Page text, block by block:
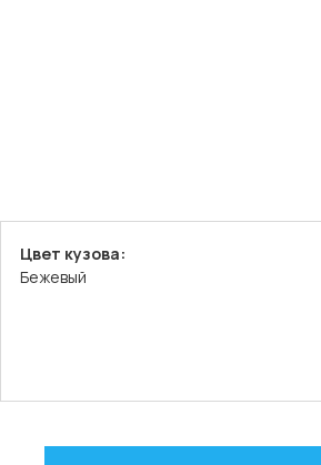
Цвет кузова:
Бежевый